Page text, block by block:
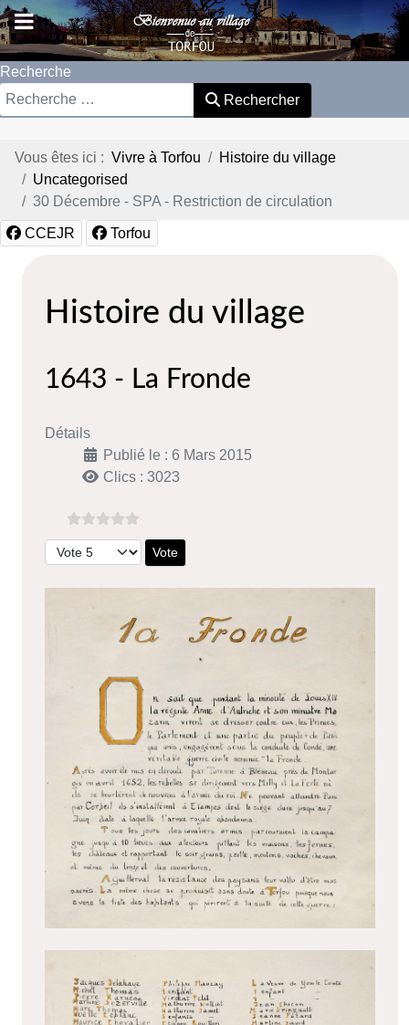
Recherche
Rechercher
Vous êtes ici : Vivre à Torfou
Histoire du village
Uncategorised
30 Décembre - SPA - Restriction de circulation
CCEJR Torfou
Histoire du village
1643 - La Fronde
Détails
Publié le : 6 Mars 2015
Clics : 3023
Veuillez voter